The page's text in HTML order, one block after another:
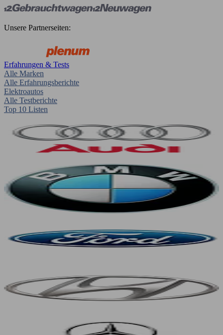
Unsere Partnerseiten:
Erfahrungen & Tests
Alle Marken
Alle Erfahrungsberichte
Elektroautos
Alle Testberichte
Top 10 Listen